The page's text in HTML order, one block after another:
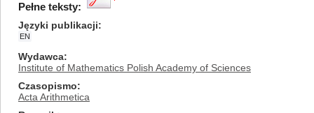
Pełne teksty:
Języki publikacji
EN
Wydawca
Institute of Mathematics Polish Academy of Sciences
Czasopismo
Acta Arithmetica